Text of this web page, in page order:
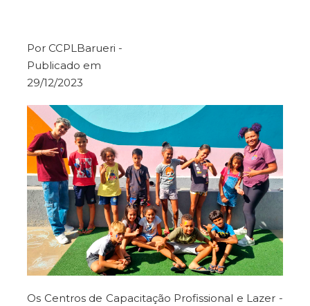
Por CCPLBarueri -
Publicado em
29/12/2023
Os Centros de Capacitação Profissional e Lazer -